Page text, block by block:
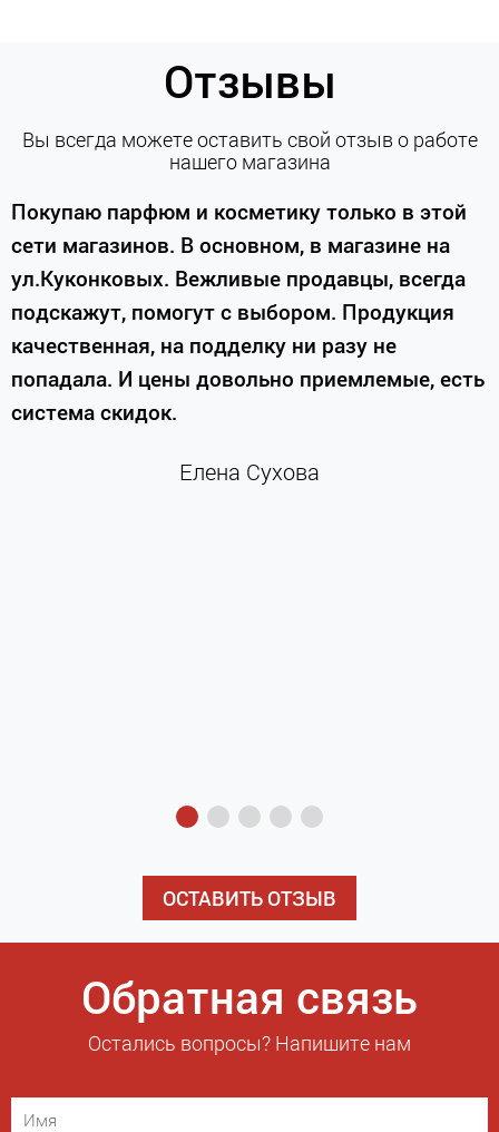
Отзывы
Вы всегда можете оставить свой отзыв о работе
нашего магазина
Покупаю парфюм и косметику только в этой
сети магазинов. В основном, в магазине на
ул.Куконковых. Вежливые продавцы, всегда
подскажут, помогут с выбором. Продукция
качественная, на подделку ни разу не
попадала. И цены довольно приемлемые, есть
система скидок.
Елена Сухова
ОСТАВИТЬ ОТЗЫВ
Обратная связь
Остались вопросы? Напишите нам